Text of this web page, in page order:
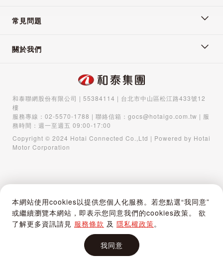
本網站使用cookies以提供您個人化服務。若您點選“我同意”
或繼續瀏覽本網站，即表示您同意我們的cookies政策。 欲
了解更多資訊請見 服務條款 及 隱私權政策。
我同意
購物車
常見問題
關於我們
和泰聯網股份有限公司 | 55384114 | 台北市中山區松江路433號12
樓
服務專線： 02-5570-1788 | 聯絡信箱： gocs@hotaigo.com.tw | 服
務時間：週一至週五 09:00-17:00
Copyright © 2024 Hotai Connected Co.,Ltd | Powered by Hotai
Motor Corporation